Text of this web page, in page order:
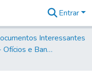
Entrar
Interessantes
Volume 90 - Ofícios e Bandos do Capitão General, Conde de Palma, aos funcionários da Capitania (1814- 1817)